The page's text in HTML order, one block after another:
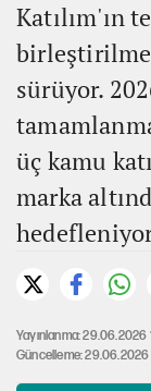
Katılım'ın
sürüyor.
üç kamu
marka
Yayınlanma: 29.06.2026
Güncelleme: 29.06.2026